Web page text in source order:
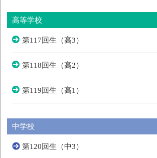
高等学校
第117回生（高3）
第118回生（高2）
第119回生（高1）
中学校
第120回生（中3）